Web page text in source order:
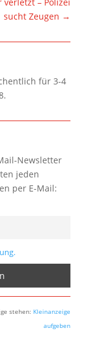
sucht Zeugen →
für 3-4
Newsletter
jeden
per E-Mail:
stehen: Kleinanzeige
aufgeben